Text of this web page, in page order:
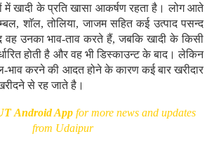
में खादी के प्रति खासा आकर्षण रहता है। लोग आते
शाॅल, तोलिया, जाजम सहित कई उत्पाद पसन्द
उनका भाव-ताव करते हैं, जबकि खादी के किसी
होती है और वह भी डिस्काउन्ट के बाद। लेकिन
भाव करने की आदत होने के कारण कई बार खरीदार
से रह जाते है।
Android App for more news and updates
from Udaipur